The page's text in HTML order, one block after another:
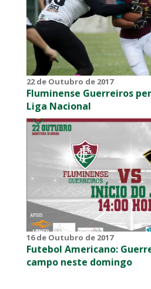
22 de Outubro de 2017
Fluminense Guerreiros
Liga Nacional
16 de Outubro de 2017
Futebol Americano:
campo neste domingo